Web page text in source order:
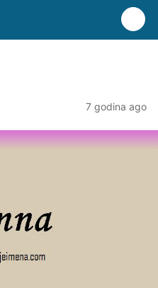
7 godina ago